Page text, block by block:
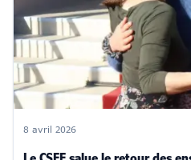
8 avril 2026